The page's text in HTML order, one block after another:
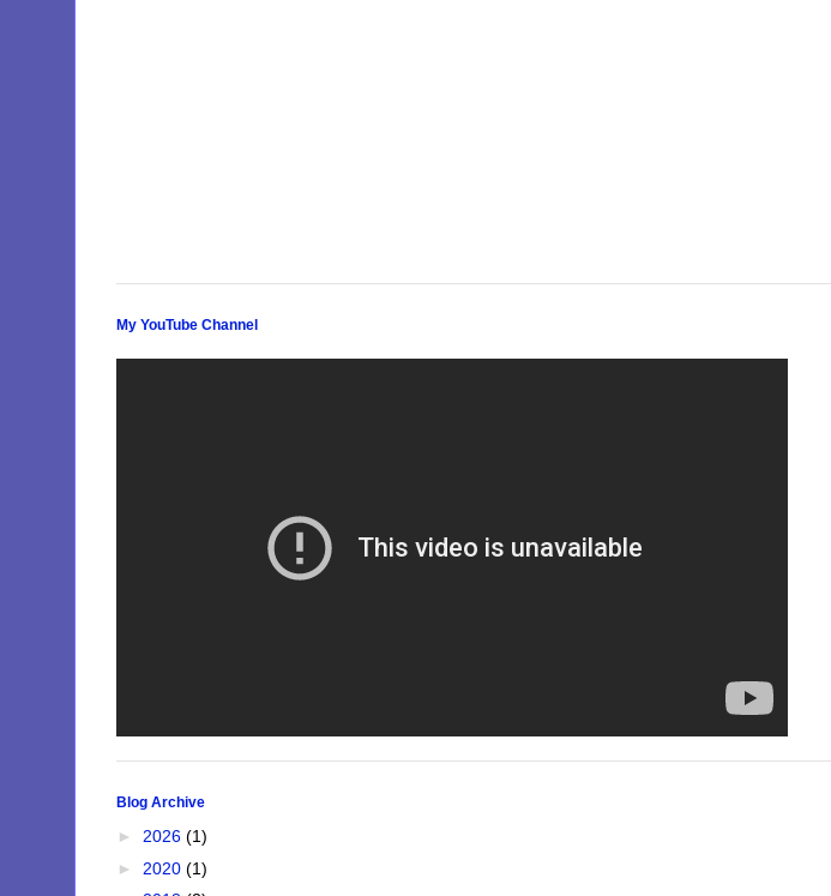
My YouTube Channel
Blog Archive
► 2026 (1)
► 2020 (1)